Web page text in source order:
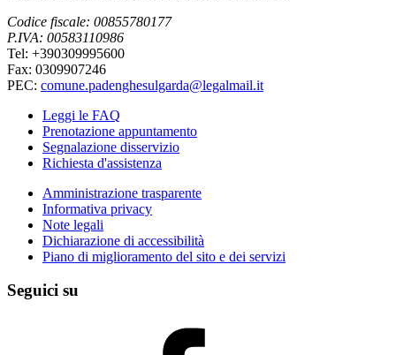
Codice fiscale: 00855780177
P.IVA: 00583110986
Tel: +390309995600
Fax: 0309907246
PEC: comune.padenghesulgarda@legalmail.it
Leggi le FAQ
Prenotazione appuntamento
Segnalazione disservizio
Richiesta d'assistenza
Amministrazione trasparente
Informativa privacy
Note legali
Dichiarazione di accessibilità
Piano di miglioramento del sito e dei servizi
Seguici su